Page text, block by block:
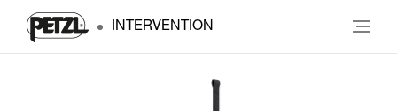
INTERVENTION